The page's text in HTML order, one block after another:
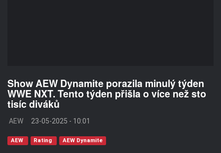
Show AEW Dynamite porazila minulý týden
WWE NXT. Tento týden přišla o více než sto
tisíc diváků
AEW 23-05-2025 - 10:01
AEW Rating AEW Dynamite